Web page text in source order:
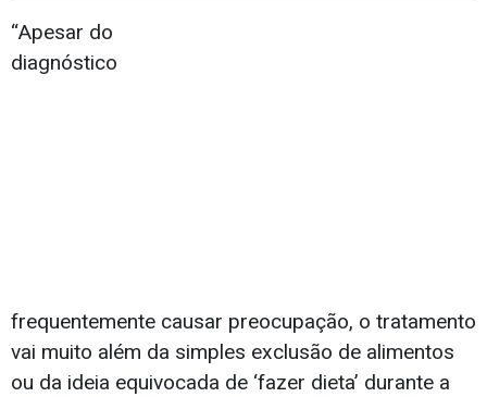
“Apesar do
diagnóstico
frequentemente causar preocupação, o tratamento
vai muito além da simples exclusão de alimentos
ou da ideia equivocada de ‘fazer dieta’ durante a